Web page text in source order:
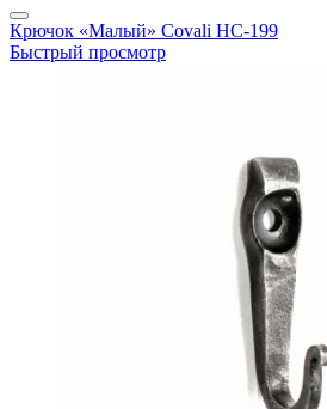
Крючок «Малый» Covali HC-199
Быстрый просмотр